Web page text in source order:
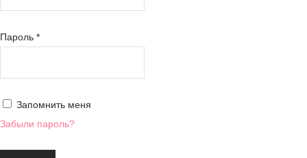
Пароль *
Запомнить меня
Забыли пароль?